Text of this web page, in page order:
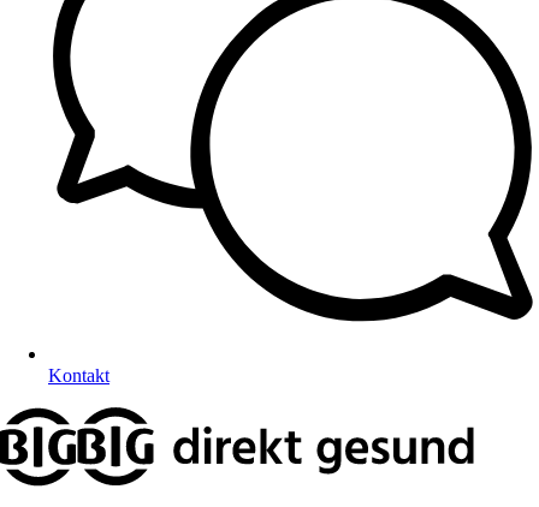
Kontakt